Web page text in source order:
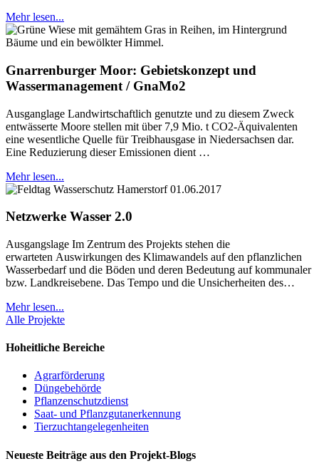
Mehr lesen...
Gnarrenburger Moor: Gebietskonzept und
Wassermanagement / GnaMo2
Ausganglage Landwirtschaftlich genutzte und zu diesem Zweck
entwässerte Moore stellen mit über 7,9 Mio. t CO2-Äquivalenten
eine wesentliche Quelle für Treibhausgase in Niedersachsen dar.
Eine Reduzierung dieser Emissionen dient …
Mehr lesen...
Netzwerke Wasser 2.0
Ausgangslage Im Zentrum des Projekts stehen die
erwarteten Auswirkungen des Klimawandels auf den pflanzlichen
Wasserbedarf und die Böden und deren Bedeutung auf kommunaler
bzw. Landkreisebene. Das Tempo und die Unsicherheiten des…
Mehr lesen...
Alle Projekte
Hoheitliche Bereiche
Agrarförderung
Düngebehörde
Pflanzenschutzdienst
Saat- und Pflanzgutanerkennung
Tierzuchtangelegenheiten
Neueste Beiträge aus den Projekt-Blogs